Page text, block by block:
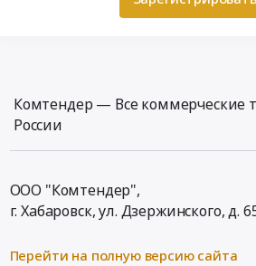
Комтендер — Все коммерческие
России
ООО "Комтендер",
г. Хабаровск,ул. Дзержинского, д.
Перейти на полную версию сайта